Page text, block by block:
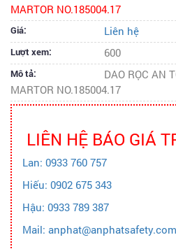
MARTOR NO.185004.17
Giá: Liên hệ
Lượt xem: 600
Mô tả:
DAO RỌC AN
MARTOR NO.185004.17
LIÊN HỆ BÁO GIÁ
Lan: 0933 760 757
Hiếu: 0902 675 343
Hậu: 0933 789 387
Mail: